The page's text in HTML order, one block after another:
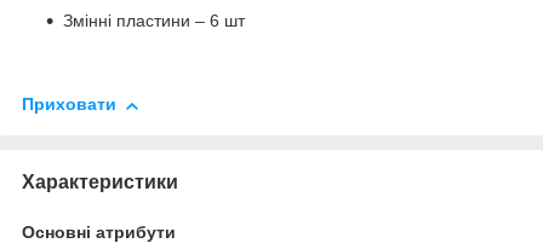
Змінні пластини – 6 шт
Приховати
Характеристики
Основні атрибути